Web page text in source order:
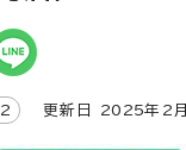
更新日 2025年2月